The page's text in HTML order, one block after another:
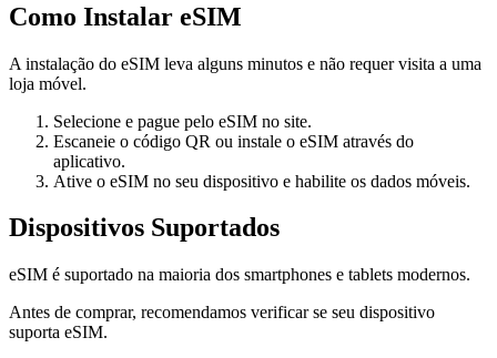
Como Instalar eSIM
A instalação do eSIM leva alguns minutos e não requer visita a uma
loja móvel.
Selecione e pague pelo eSIM no site.
Escaneie o código QR ou instale o eSIM através do
aplicativo.
Ative o eSIM no seu dispositivo e habilite os dados móveis.
Dispositivos Suportados
eSIM é suportado na maioria dos smartphones e tablets modernos.
Antes de comprar, recomendamos verificar se seu dispositivo
suporta eSIM.